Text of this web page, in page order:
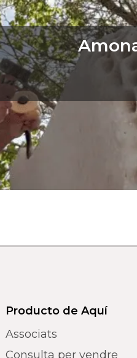
Producto de Aquí
Associats
Consulta per vendre